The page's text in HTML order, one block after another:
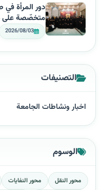
دور المرأة
متخصّصة
2026/08/03
التصنيفات
اخبار ونشاطات الجامعة
الوسوم
محور النقل محور النفايات